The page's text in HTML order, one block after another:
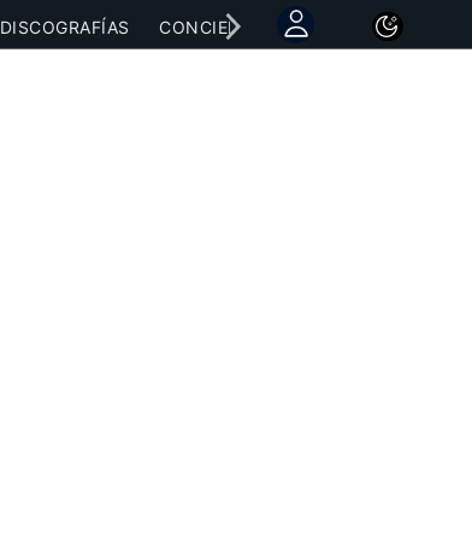
DISCOGRAFÍAS CONCIERTOS LETRAS